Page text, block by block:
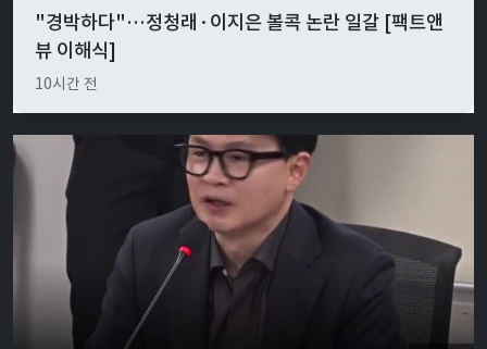
"경박하다"…정청래·이지은 볼콕 논란 일갈 [팩트앤
뷰 이해식]
10시간 전